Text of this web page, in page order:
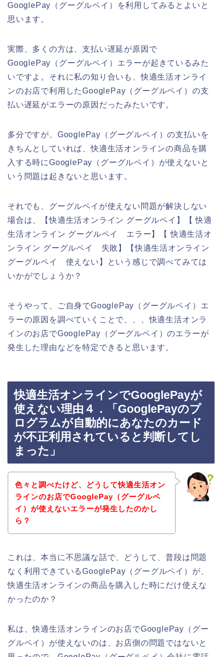
GooglePay（グーグルペイ）を利用してみるとよいと
思います。
実際、多くの方は、支払い遅延が原因で
GooglePay（グーグルペイ）エラーが起きているみた
いですよ。それに私の知り合いも、快適生活オンライ
ンのお店で利用したGooglePay（グーグルペイ）の支
払い遅延がエラーの原因だったみたいです。
多分ですが、GooglePay（グーグルペイ）の支払いを
きちんとしていれば、快適生活オンラインの商品を購
入する時にGooglePay（グーグルペイ）が使えないと
いう問題は起きないと思います。
それでも、グーグルペイが使えない問題が解決しない
場合は、【快適生活オンライン グーグルペイ】【 快適
生活オンライン グーグルペイ エラー】【 快適生活オ
ンライン グーグルペイ 失敗】【快適生活オンライン
グーグルペイ 使えない】という感じで調べてみては
いかがでしょうか？
そうやって、ご自身でGooglePay（グーグルペイ）エ
ラーの原因を調べていくことで、、、快適生活オンラ
インのお店でGooglePay（グーグルペイ）のエラーが
発生した理由などを特定できると思います。
快適生活オンラインでGooglePayが
使えない理由４．「GooglePayのプ
ログラムが自動的にあなたのカード
が不正利用されていると判断してし
まった」
色々と調べたけど、どうして快適生活オン
ラインのお店でGooglePay（グーグルペ
イ）が使えないエラーが発生したのかし
ら？
これは、本当に不思議な話で、どうして、普段は問題
なく利用できているGooglePay（グーグルペイ）が、
快適生活オンラインの商品を購入した時にだけ使えな
かったのか？
私は、快適生活オンラインのお店でGooglePay（グー
グルペイ）が使えないのは、お店側の問題ではないと